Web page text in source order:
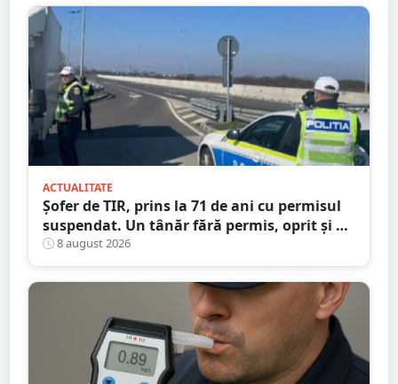
ACTUALITATE
Șofer de TIR, prins la 71 de ani cu permisul
suspendat. Un tânăr fără permis, oprit și el
la Petea
8 august 2026